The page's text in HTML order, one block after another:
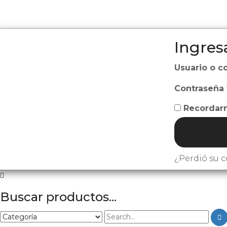
Usuario o
Contraseña
¿Perdió su
Buscar productos...